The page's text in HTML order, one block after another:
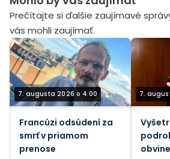
Prečítajte si ďalšie zaujímavé
vás mohli zaujímať.
7. augusta 2026 o 4:00
Francúzi odsúdení za
smrť v priamom
prenose
7.